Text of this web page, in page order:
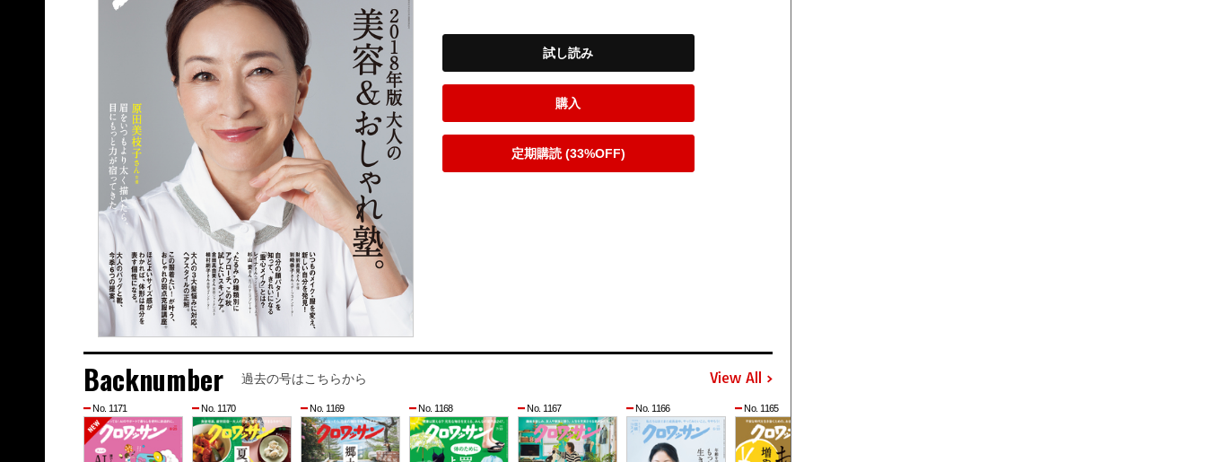
試し読み
購入
定期購読 (33%OFF)
Backnumber 過去の号はこちらから View All
No. 1171 No. 1170 No. 1169 No. 1168 No. 1167 No. 1166 No. 1165